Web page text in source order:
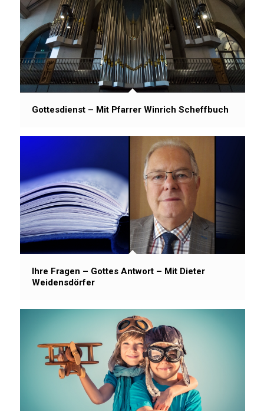
Gottesdienst – Mit Pfarrer Winrich Scheffbuch
Ihre Fragen – Gottes Antwort – Mit Dieter
Weidensdörfer